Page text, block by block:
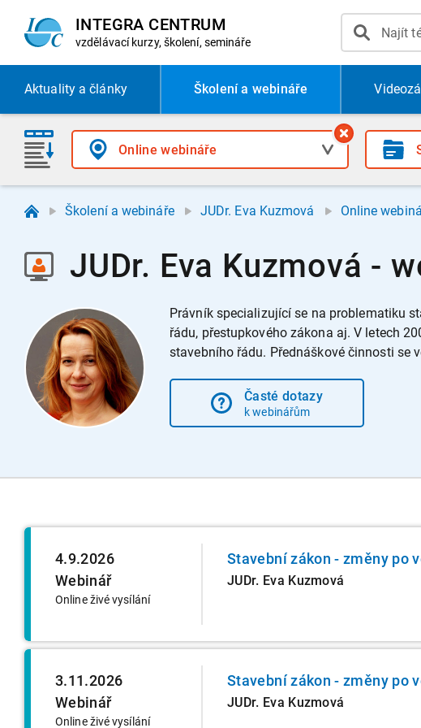
INTEGRA CENTRUM
vzdělávací kurzy, školení, semináře
Aktualitya články Školení a webináře
Školení a webináře JUDr. Eva Kuzmová Online
JUDr. Eva Kuzmová -
Právník specializující se na problematiku
řádu, přestupkového zákona aj. V letech
stavebního řádu. Přednáškové činnosti se
Časté dotazy
k webinářům
4.9.2026
Webinář
Online živé vysílání
Stavební zákon - změny po
JUDr. Eva Kuzmová
3.11.2026
Webinář
Online živé vysílání
Stavební zákon - změny po
JUDr. Eva Kuzmová